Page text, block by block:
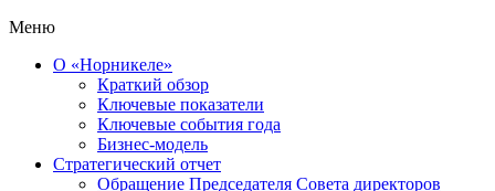
Меню
О «Норникеле»
Краткий обзор
Ключевые показатели
Ключевые события года
Бизнес-модель
Стратегический отчет
Обращение Председателя Совета директоров